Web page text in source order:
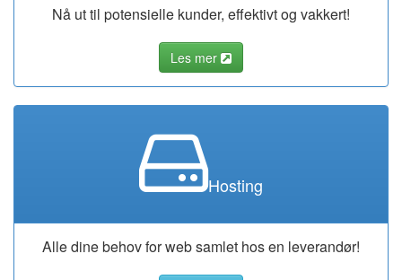
Nå ut til potensielle kunder, effektivt og vakkert!
Les mer
Hosting
Alle dine behov for web samlet hos en leverandør!